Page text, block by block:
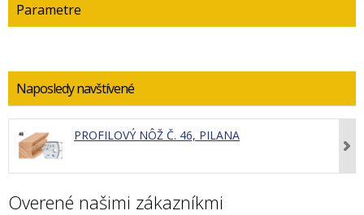
Parametre
Naposledy navštívené
PROFILOVÝ NÔŽ Č. 46, PILANA
Overené našimi zákazníkmi